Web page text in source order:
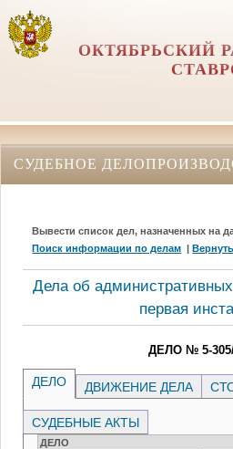
ОКТЯБРЬСКИЙ
СУДЕБНОЕ
Вывести список дел, назначенных на
Поиск информации по делам |
Дела об
первая
ДЕЛО № 5-305/
ДЕЛО ДВИЖЕНИЕ ДЕЛА
СУДЕБНЫЕ АКТЫ
ДЕЛО